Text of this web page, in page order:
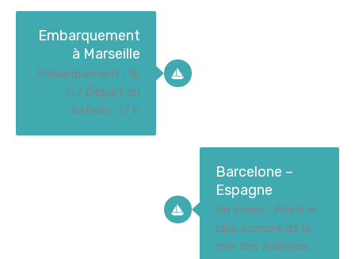
Embarquement
à Marseille
Embarquement : 15
h / Départ du
bateau : 17 h
Barcelone –
Espagne
En soirée : Point le
plus sombre de la
mer des Baléares